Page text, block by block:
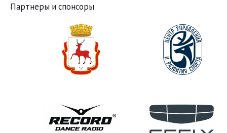
Партнеры и спонсоры